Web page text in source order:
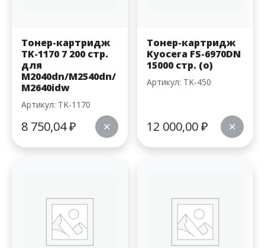
Тонер-картридж
TK-1170 7 200 стр.
для
M2040dn/M2540dn/
M2640idw
Артикул: TK-1170
8 750,04₽ ✕
Тонер-картридж
Kyocera FS-6970DN
15000 стр. (o)
Артикул: TK-450
12 000,00₽ ✕